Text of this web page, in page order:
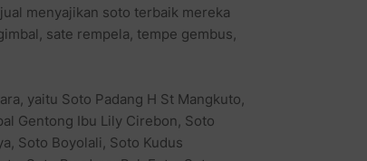
menyajikan soto terbaik mereka
sate rempela, tempe gembus,
yaitu Soto Padang H St Mangkuto,
Gentong Ibu Lily Cirebon, Soto
Soto Boyolali, Soto Kudus